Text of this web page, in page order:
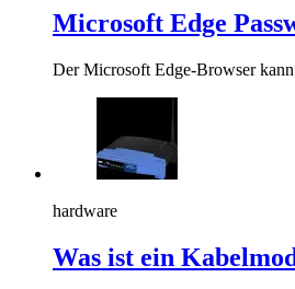
Microsoft Edge
Der Microsoft Edge-Browser
hardware
Was ist ein